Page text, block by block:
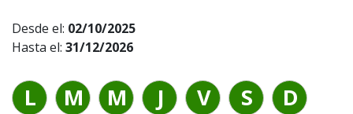
Desde el: 02/10/2025
Hasta el: 31/12/2026
L M M J V S D